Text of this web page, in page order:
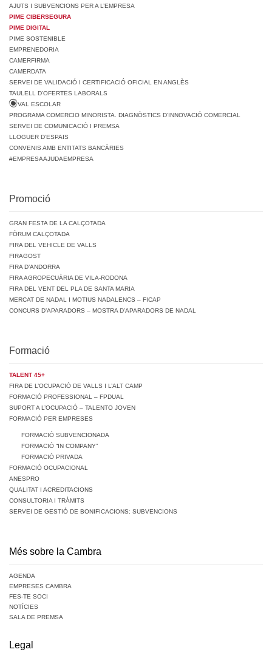
AJUTS I SUBVENCIONS PER A L’EMPRESA
PIME CIBERSEGURA
PIME DIGITAL
PIME SOSTENIBLE
EMPRENEDORIA
CAMERFIRMA
CAMERDATA
SERVEI DE VALIDACIÓ I CERTIFICACIÓ OFICIAL EN ANGLÈS
TAULELL D’OFERTES LABORALS
VAL ESCOLAR
PROGRAMA COMERCIO MINORISTA. DIAGNÒSTICS D’INNOVACIÓ COMERCIAL
SERVEI DE COMUNICACIÓ I PREMSA
LLOGUER D’ESPAIS
CONVENIS AMB ENTITATS BANCÀRIES
#EMPRESAAJUDAEMPRESA
Promoció
GRAN FESTA DE LA CALÇOTADA
FÒRUM CALÇOTADA
FIRA DEL VEHICLE DE VALLS
FIRAGOST
FIRA D’ANDORRA
FIRA AGROPECUÀRIA DE VILA-RODONA
FIRA DEL VENT DEL PLA DE SANTA MARIA
MERCAT DE NADAL I MOTIUS NADALENCS – FICAP
CONCURS D’APARADORS – MOSTRA D’APARADORS DE NADAL
Formació
TALENT 45+
FIRA DE L’OCUPACIÓ DE VALLS I L’ALT CAMP
FORMACIÓ PROFESSIONAL – FPDUAL
SUPORT A L’OCUPACIÓ – TALENTO JOVEN
FORMACIÓ PER EMPRESES
FORMACIÓ SUBVENCIONADA
FORMACIÓ “IN COMPANY”
FORMACIÓ PRIVADA
FORMACIÓ OCUPACIONAL
ANESPRO
QUALITAT I ACREDITACIONS
CONSULTORIA I TRÀMITS
SERVEI DE GESTIÓ DE BONIFICACIONS: SUBVENCIONS
Més sobre la Cambra
AGENDA
EMPRESES CAMBRA
FES-TE SOCI
NOTÍCIES
SALA DE PREMSA
Legal